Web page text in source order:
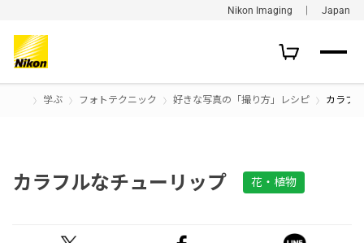
Nikon Imaging ｜ Japan
学ぶ フォトテクニック 好きな写真の「撮り方」レシピ カラフ
カラフルなチューリップ 花・植物